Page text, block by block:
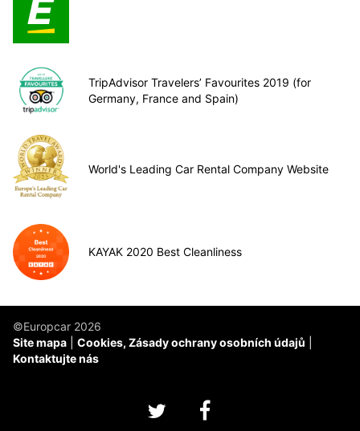
TripAdvisor Travelers’ Favourites 2019 (for
Germany, France and Spain)
World's Leading Car Rental Company Website
KAYAK 2020 Best Cleanliness
©Europcar 2026
Site mapa
Cookies, Zásady ochrany osobních údajů
Kontaktujte nás